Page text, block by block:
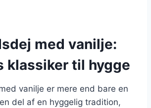
med vanilje:
klassiker til hygge
vanilje er mere end bare en
del af en hyggelig tradition,